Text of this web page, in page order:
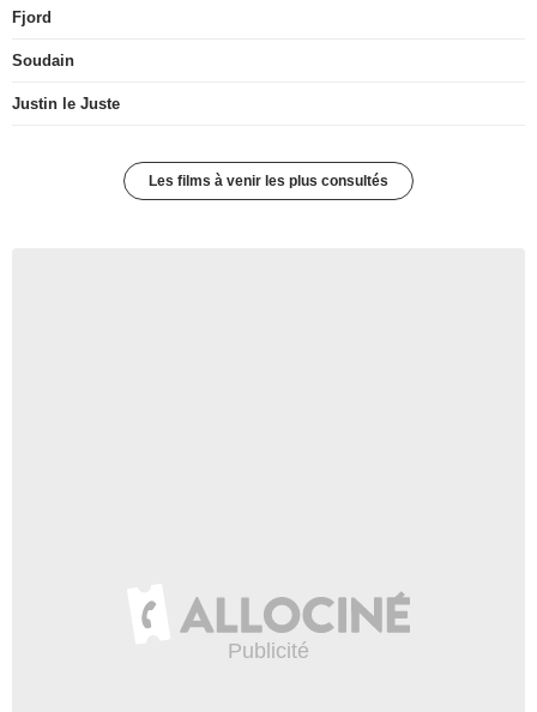
Fjord
Soudain
Justin le Juste
Les films à venir les plus consultés